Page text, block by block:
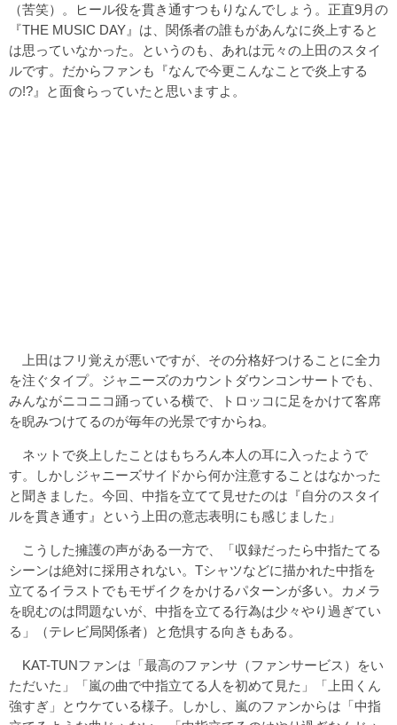
（苦笑）。ヒール役を貫き通すつもりなんでしょう。正直9月の
『THE MUSIC DAY』は、関係者の誰もがあんなに炎上すると
は思っていなかった。というのも、あれは元々の上田のスタイ
ルです。だからファンも『なんで今更こんなことで炎上する
の!?』と面食らっていたと思いますよ。
上田はフリ覚えが悪いですが、その分格好つけることに全力
を注ぐタイプ。ジャニーズのカウントダウンコンサートでも、
みんながニコニコ踊っている横で、トロッコに足をかけて客席
を睨みつけてるのが毎年の光景ですからね。
ネットで炎上したことはもちろん本人の耳に入ったようで
す。しかしジャニーズサイドから何か注意することはなかった
と聞きました。今回、中指を立てて見せたのは『自分のスタイ
ルを貫き通す』という上田の意志表明にも感じました」
こうした擁護の声がある一方で、「収録だったら中指たてる
シーンは絶対に採用されない。Tシャツなどに描かれた中指を
立てるイラストでもモザイクをかけるパターンが多い。カメラ
を睨むのは問題ないが、中指を立てる行為は少々やり過ぎてい
る」（テレビ局関係者）と危惧する向きもある。
KAT-TUNファンは「最高のファンサ（ファンサービス）をい
ただいた」「嵐の曲で中指立てる人を初めて見た」「上田くん
強すぎ」とウケている様子。しかし、嵐のファンからは「中指